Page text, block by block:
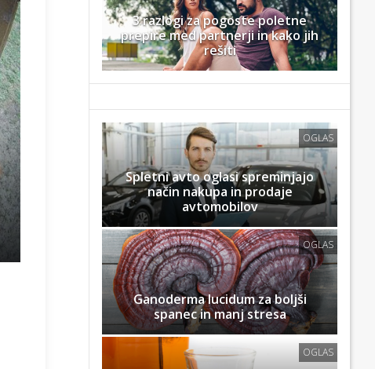
3 razlogi za pogoste poletne
prepire med partnerji in kako jih
rešiti
OGLAS
Spletni avto oglasi spreminjajo
način nakupa in prodaje
avtomobilov
OGLAS
Ganoderma lucidum za boljši
spanec in manj stresa
OGLAS